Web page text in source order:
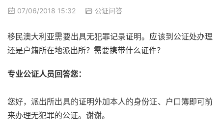
07/06/2018 15:32 公证问答
移民澳大利亚需要出具无犯罪记录证明。应该到公证处办理
还是户籍所在地派出所？需要携带什么证件？
专业公证人员回答您：
您好，派出所出具的证明外加本人的身份证、户口簿即可前
来办理无犯罪的公证。谢谢。